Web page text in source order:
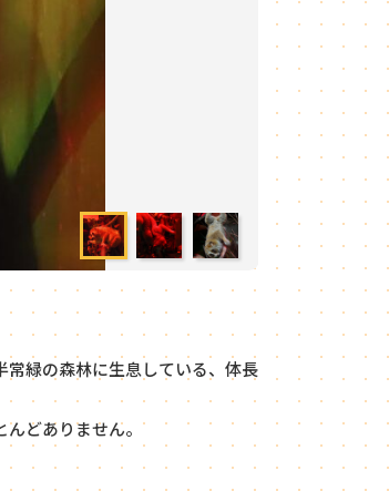
緑の森林に生息している、体長
どありません。